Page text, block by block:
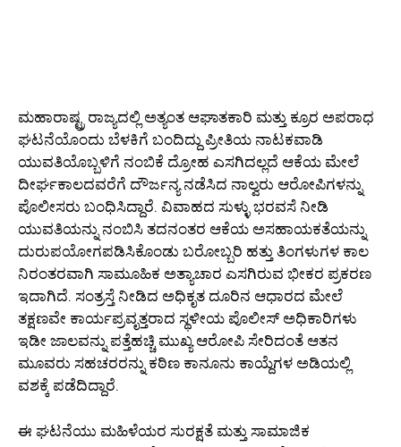
ಮಹಾರಾಷ್ಟ್ರ ರಾಜ್ಯದಲ್ಲಿ ಅತ್ಯಂತ ಆಘಾತಕಾರಿ ಮತ್ತು ಕ್ರೂರ ಅಪರಾಧ
ಘಟನೆಯೊಂದು ಬೆಳಕಿಗೆ ಬಂದಿದ್ದು ಪ್ರೀತಿಯ ನಾಟಕವಾಡಿ
ಯುವತಿಯೊಬ್ಬಳಿಗೆ ನಂಬಿಕೆ ದ್ರೋಹ ಎಸಗಿದಲ್ಲದೆ ಆಕೆಯ ಮೇಲೆ
ದೀರ್ಘಕಾಲದವರೆಗೆ ದೌರ್ಜನ್ಯ ನಡೆಸಿದ ನಾಲ್ವರು ಆರೋಪಿಗಳನ್ನು
ಪೊಲೀಸರು ಬಂಧಿಸಿದ್ದಾರೆ. ವಿವಾಹದ ಸುಳ್ಳು ಭರವಸೆ ನೀಡಿ
ಯುವತಿಯನ್ನು ನಂಬಿಸಿ ತದನಂತರ ಆಕೆಯ ಅಸಹಾಯಕತೆಯನ್ನು
ದುರುಪಯೋಗಪಡಿಸಿಕೊಂಡು ಬರೋಬ್ಬರಿ ಹತ್ತು ತಿಂಗಳುಗಳ ಕಾಲ
ನಿರಂತರವಾಗಿ ಸಾಮೂಹಿಕ ಅತ್ಯಾಚಾರ ಎಸಗಿರುವ ಭೀಕರ ಪ್ರಕರಣ
ಇದಾಗಿದೆ. ಸಂತ್ರಸ್ತೆ ನೀಡಿದ ಅಧಿಕೃತ ದೂರಿನ ಆಧಾರದ ಮೇಲೆ
ತಕ್ಷಣವೇ ಕಾರ್ಯಪ್ರವೃತ್ತರಾದ ಸ್ಥಳೀಯ ಪೊಲೀಸ್ ಅಧಿಕಾರಿಗಳು
ಇಡೀ ಜಾಲವನ್ನು ಪತ್ತೆಹಚ್ಚಿ ಮುಖ್ಯ ಆರೋಪಿ ಸೇರಿದಂತೆ ಆತನ
ಮೂವರು ಸಹಚರರನ್ನು ಕಠಿಣ ಕಾನೂನು ಕಾಯ್ದೆಗಳ ಅಡಿಯಲ್ಲಿ
ವಶಕ್ಕೆ ಪಡೆದಿದ್ದಾರೆ.
ಈ ಘಟನೆಯು ಮಹಿಳೆಯರ ಸುರಕ್ಷತೆ ಮತ್ತು ಸಾಮಾಜಿಕ